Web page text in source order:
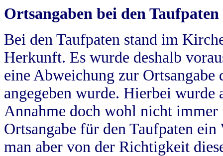
Ortsangaben bei den Taufpaten
Bei den Taufpaten stand im
Herkunft. Es wurde deshalb
eine Abweichung zur
angegeben wurde. Hierbei wurde
Annahme doch wohl nicht
Ortsangabe für den Taufpaten
man aber von der Richtigkeit